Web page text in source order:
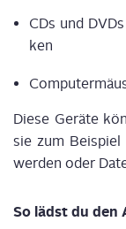
CDs und DVDs
ken
Die­se Gerä­te
sie zum Bei­spiel
wer­den oder
So lädst du den